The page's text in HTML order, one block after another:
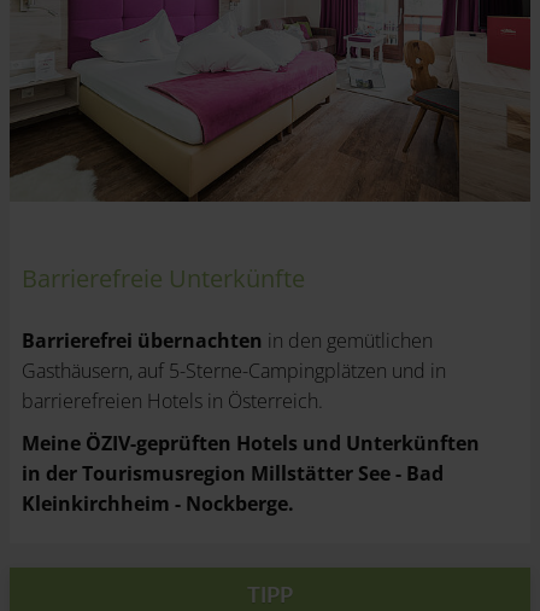
Barrierefreie Unterkünfte
Barrierefrei übernachten in den gemütlichen
Gasthäusern, auf 5-Sterne-Campingplätzen und in
barrierefreien Hotels in Österreich.
Meine ÖZIV-geprüften Hotels und Unterkünften
in der Tourismusregion Millstätter See - Bad
Kleinkirchheim - Nockberge.
TIPP